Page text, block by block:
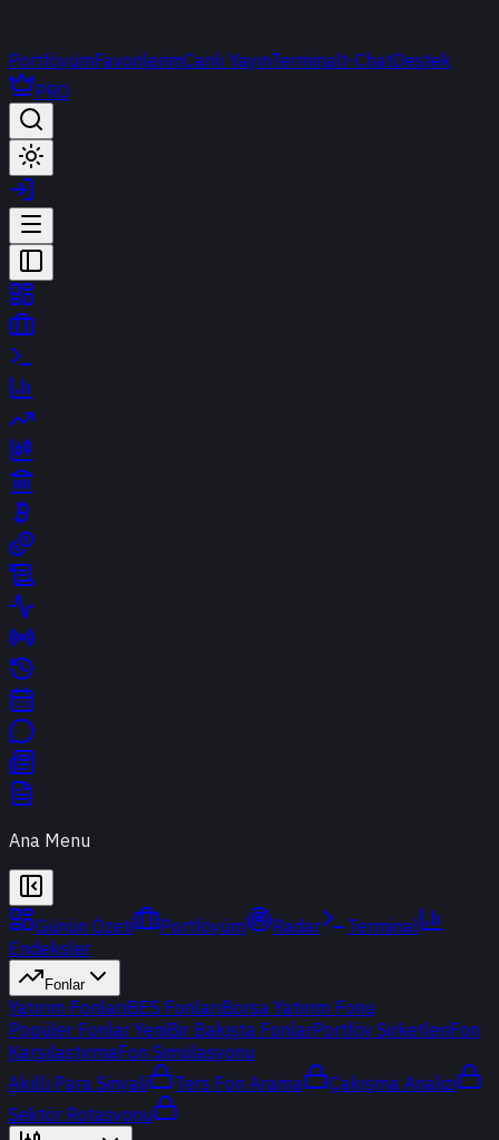
PortföyümFavorilerimCanlı YayınTerminalt-ChatDestek
PRO
Ana Menu
Günün Özeti Portföyüm Radar
Terminal
Endeksler
Fonlar
Yatırım FonlarıBES FonlarıBorsa Yatırım Fonu
Popüler Fonlar YeniBir Bakışta FonlarPortföy ŞirketleriFon
KarşılaştırmaFon Simülasyonu
Akıllı Para Sinyali
Ters Fon Arama
Çakışma Analizi
Sektör Rotasyonu